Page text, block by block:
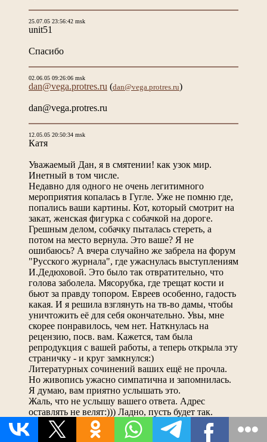
25.07.05 23:56:42 msk
unit51
Спасибо
02.06.05 09:26:06 msk
dan@vega.protres.ru (dan@vega.protres.ru)
dan@vega.protres.ru
12.05.05 20:50:34 msk
Катя
Уважаемый Дан, я в смятении! как узок мир.
Инетный в том числе.
Недавно для одного не очень легитимного
мероприятия копалась в Гугле. Уже не помню где,
попались ваши картины. Кот, который смотрит на
закат, женская фигурка с собачкой на дороге.
Грешным делом, собачку пыталась стереть, а
потом на место вернула. Это ваше? Я не
ошибаюсь? А вчера случайно же забрела на форум
"Русского журнала", где ужаснулась выступлениям
И.Дедюховой. Это было так отвратительно, что
голова заболела. Мясорубка, где трещат кости и
бьют за правду топором. Евреев особенно, гадость
какая. И я решила взглянуть на тв-во дамы, чтобы
уничтожить её для себя окончательно. Увы, мне
скорее понравилось, чем нет. Наткнулась на
рецензию, посв. вам. Кажется, там была
репродукция с вашей работы, а теперь открыла эту
страничку - и круг замкнулся:)
Литературных сочинений ваших ещё не прочла.
Но живопись ужасно симпатична и запомнилась.
Я думаю, вам приятно услышать это.
Жаль, что не услышу вашего ответа. Адрес
оставлять не велят:))) Ладно, пусть будет так.